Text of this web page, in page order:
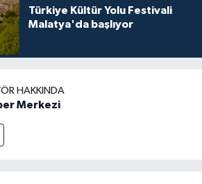
Türkiye Kültür Yolu Festivali
Malatya'da başlıyor
HAKKINDA
Merkezi